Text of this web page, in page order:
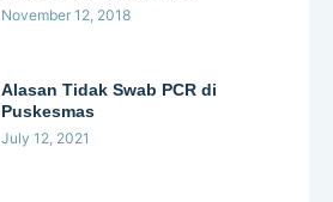
November 12, 2018
Alasan Tidak Swab PCR di
Puskesmas
July 12, 2021